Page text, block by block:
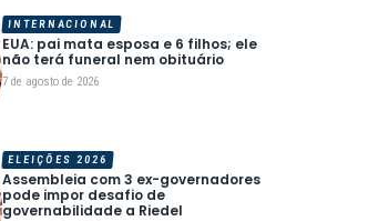
EUA: pai mata esposa e 6 filhos; ele
não terá funeral nem obituário
7 de agosto de 2026
INTERNACIONAL
Assembleia com 3 ex-governadores
pode impor desafio de
governabilidade a Riedel
ELEIÇÕES 2026